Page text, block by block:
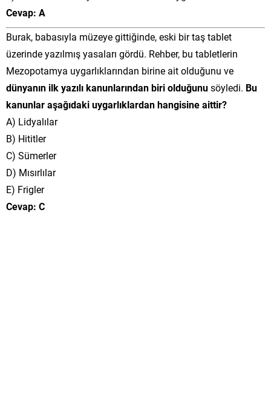
Cevap: A
Burak, babasıyla müzeye gittiğinde, eski bir taş tablet
üzerinde yazılmış yasaları gördü. Rehber, bu tabletlerin
Mezopotamya uygarlıklarından birine ait olduğunu ve
dünyanın ilk yazılı kanunlarından biri olduğunusöyledi. Bu
kanunlar aşağıdaki uygarlıklardan hangisine aittir?
A) Lidyalılar
B) Hititler
C) Sümerler
D) Mısırlılar
E) Frigler
Cevap: C